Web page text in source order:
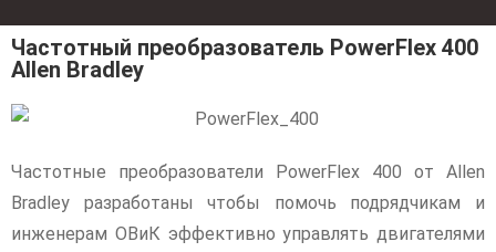
Частотный преобразователь PowerFlex 400
Allen Bradley
Частотные преобразователи PowerFlex 400 от Allen
Bradley разработаны чтобы помочь подрядчикам и
инженерам ОВиК эффективно управлять двигателями